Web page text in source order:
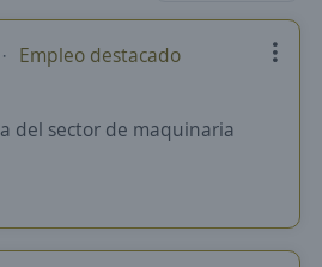
Empleo destacado
del sector de maquinaria